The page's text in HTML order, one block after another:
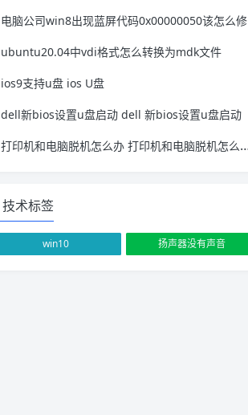
电脑公司win8出现蓝屏代码0x00000050该怎么修复 0x00000000代码电脑蓝屏的原因
ubuntu20.04中vdi格式怎么转换为mdk文件
ios9支持u盘 ios U盘
dell新bios设置u盘启动 dell 新bios设置u盘启动
打印机和电脑脱机怎么办 打印机和电脑脱机怎么处理
技术标签
win10 扬声器没有声音